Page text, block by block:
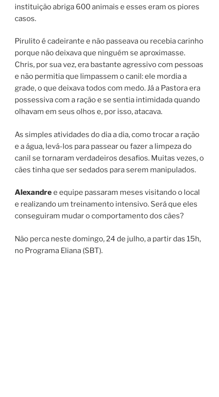
instituição abriga 600 animais e esses eram os piores
casos.
Pirulito é cadeirante e não passeava ou recebia carinho
porque não deixava que ninguém se aproximasse.
Chris, por sua vez, era bastante agressivo com pessoas
e não permitia que limpassem o canil: ele mordia a
grade, o que deixava todos com medo. Já a Pastora era
possessiva com a ração e se sentia intimidada quando
olhavam em seus olhos e, por isso, atacava.
As simples atividades do dia a dia, como trocar a ração
e a água, levá-los para passear ou fazer a limpeza do
canil se tornaram verdadeiros desafios. Muitas vezes, o
cães tinha que ser sedados para serem manipulados.
Alexandree equipe passaram meses visitando o local
e realizando um treinamento intensivo. Será que eles
conseguiram mudar o comportamento dos cães?
Não perca neste domingo, 24 de julho, a partir das 15h,
no Programa Eliana (SBT).